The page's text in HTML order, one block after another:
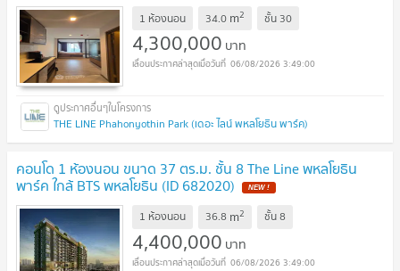
1 ห้องนอน 34.0 m2 ชั้น 30
4,300,000 บาท
06/08/2026 3:49:00
THE LINE Phahonyothin Park (เดอะ ไลน์ พหลโยธิน พาร์ค)
คอนโด 1 ห้องนอน ขนาด 37 ตร.ม. ชั้น 8 The Line พหลโยธิน
พาร์ค ใกล้ BTS พหลโยธิน (ID 682020) NEW !
1 ห้องนอน 36.8 m2 ชั้น8
4,400,000 บาท
06/08/2026 3:49:00